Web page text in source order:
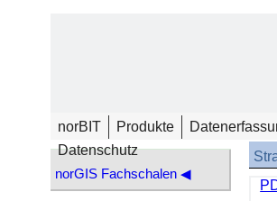
norBIT Produkte
Datenschutz
norGIS Fachschalen ◀